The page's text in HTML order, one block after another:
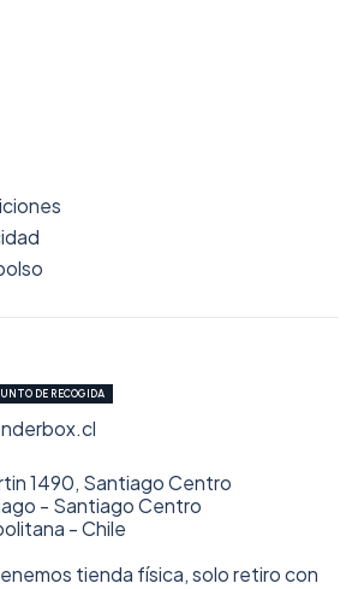
DE RECOGIDA
1490, Santiago Centro
- Santiago Centro
- Chile
tienda física, solo retiro con